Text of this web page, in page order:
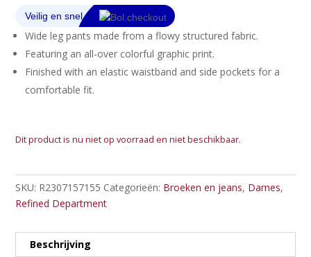
Wide leg pants made from a flowy structured fabric.
Featuring an all-over colorful graphic print.
Finished with an elastic waistband and side pockets for a
comfortable fit.
Dit product is nu niet op voorraad en niet beschikbaar.
SKU: R2307157155 Categorieën: Broeken en jeans, Dames,
Refined Department
Beschrijving